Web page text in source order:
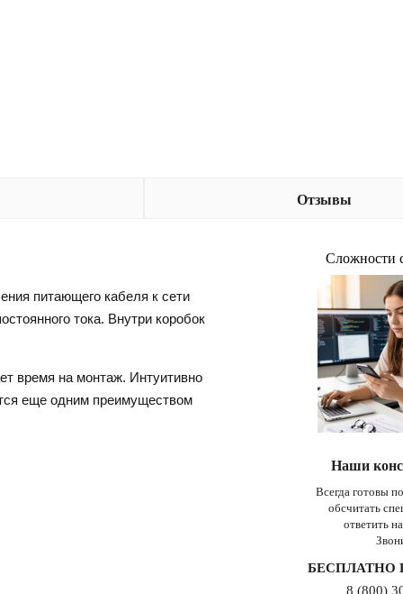
Отзывы
питающего кабеля к сети
тока. Внутри коробок
время на монтаж. Интуитивно
еще одним преимуществом
Сложности
Наши
Всегда готовы
обсчитать
ответить
БЕСПЛАТНО
8 (800)